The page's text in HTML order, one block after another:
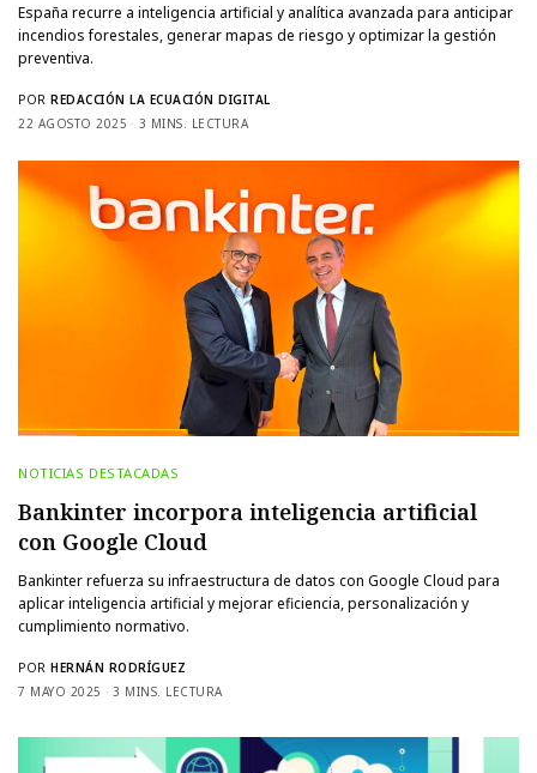
España recurre a inteligencia artificial y analítica avanzada para anticipar
incendios forestales, generar mapas de riesgo y optimizar la gestión
preventiva.
POR REDACCIÓN LA ECUACIÓN DIGITAL
22 AGOSTO 2025
3 MINS. LECTURA
NOTICIAS DESTACADAS
Bankinter incorpora inteligencia artificial
con Google Cloud
Bankinter refuerza su infraestructura de datos con Google Cloud para
aplicar inteligencia artificial y mejorar eficiencia, personalización y
cumplimiento normativo.
POR HERNÁN RODRÍGUEZ
7 MAYO 2025
3 MINS. LECTURA